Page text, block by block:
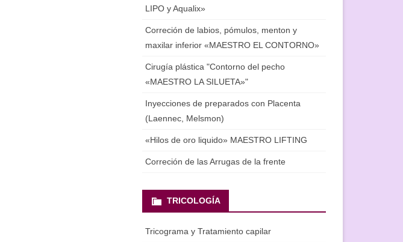
LIPO y Aqualix»
Correción de labios, pómulos, menton y
maxilar inferior «MAESTRO EL CONTORNO»
Cirugía plástica "Contorno del pecho
«MAESTRO LA SILUETA»"
Inyecciones de preparados con Placenta
(Laennec, Мelsmon)
«Hilos de oro liquido» MAESTRO LIFTING
Correción de las Arrugas de la frente
TRICOLOGÍA
Tricograma y Tratamiento capilar